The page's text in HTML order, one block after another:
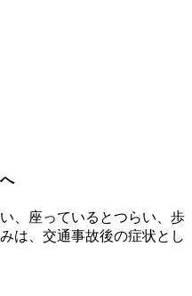
、座っているとつらい、歩
は、交通事故後の症状とし